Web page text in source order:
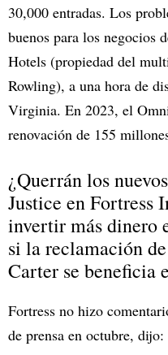
30,000 entradas. Los
buenos para los negocios
Hotels (propiedad del
Rowling), a una hora de
Virginia. En 2023, el
renovación de 155
¿Querrán los
Justice en Fortress
invertir más dinero
si la reclamación
Carter se beneficia
Fortress no hizo
de prensa en octubre,